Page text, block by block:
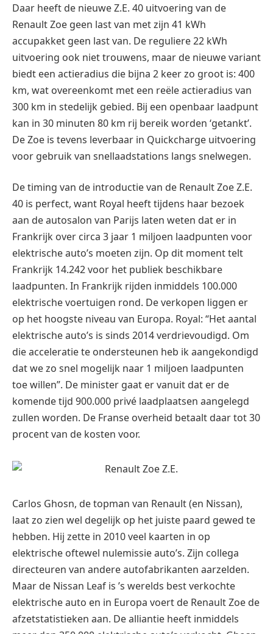
Daar heeft de nieuwe Z.E. 40 uitvoering van de
Renault Zoe geen last van met zijn 41 kWh
accupakket geen last van. De reguliere 22 kWh
uitvoering ook niet trouwens, maar de nieuwe variant
biedt een actieradius die bijna 2 keer zo groot is: 400
km, wat overeenkomt met een reële actieradius van
300 km in stedelijk gebied. Bij een openbaar laadpunt
kan in 30 minuten 80 km rij bereik worden ‘getankt’.
De Zoe is tevens leverbaar in Quickcharge uitvoering
voor gebruik van snellaadstations langs snelwegen.
De timing van de introductie van de Renault Zoe Z.E.
40 is perfect, want Royal heeft tijdens haar bezoek
aan de autosalon van Parijs laten weten dat er in
Frankrijk over circa 3 jaar 1 miljoen laadpunten voor
elektrische auto’s moeten zijn. Op dit moment telt
Frankrijk 14.242 voor het publiek beschikbare
laadpunten. In Frankrijk rijden inmiddels 100.000
elektrische voertuigen rond. De verkopen liggen er
op het hoogste niveau van Europa. Royal: “Het aantal
elektrische auto’s is sinds 2014 verdrievoudigd. Om
die acceleratie te ondersteunen heb ik aangekondigd
dat we zo snel mogelijk naar 1 miljoen laadpunten
toe willen”. De minister gaat er vanuit dat er de
komende tijd 900.000 privé laadplaatsen aangelegd
zullen worden. De Franse overheid betaalt daar tot 30
procent van de kosten voor.
Carlos Ghosn, de topman van Renault (en Nissan),
laat zo zien wel degelijk op het juiste paard gewed te
hebben. Hij zette in 2010 veel kaarten in op
elektrische oftewel nulemissie auto’s. Zijn collega
directeuren van andere autofabrikanten aarzelden.
Maar de Nissan Leaf is ’s werelds best verkochte
elektrische auto en in Europa voert de Renault Zoe de
afzetstatistieken aan. De alliantie heeft inmiddels